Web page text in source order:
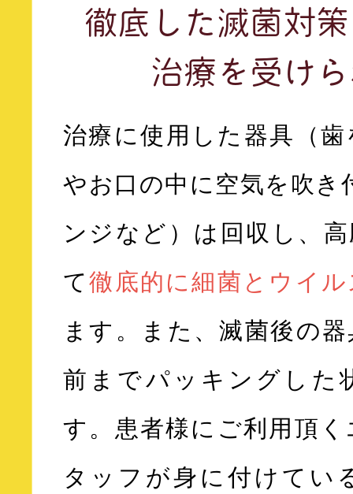
徹底した滅菌対
治療を受け
治療に使用した器具（
やお口の中に空気を吹き
ンジなど）は回収し、
て徹底的に細菌とウイ
ます。また、滅菌後の
前までパッキングした
す。患者様にご利用頂
タッフが身に付けてい